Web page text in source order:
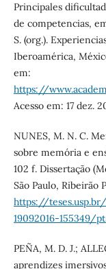
Principales
de competencias,
S. (org.).
Iberoamérica,
em:
https://
Acesso em: 17 dez.
NUNES, M. N. C.
sobre memória e
102 f. Dissertação
São Paulo, Ribeirão
https://
19092016-155349/
PEÑA, M. D. J.;
aprendizes